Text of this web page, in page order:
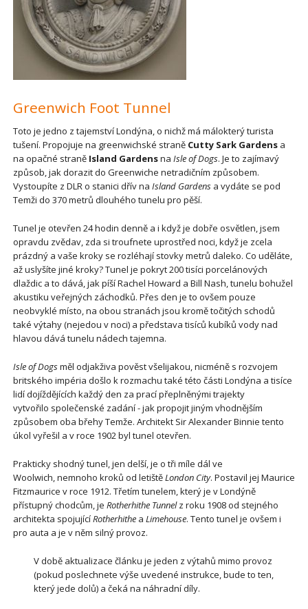
Greenwich Foot Tunnel
Toto je jedno z tajemství Londýna, o nichž má málokterý turista
tušení. Propojuje na greenwichské straně Cutty Sark Gardensa
na opačné straně Island Gardensna Isle of Dogs. Je to zajímavý
způsob, jak dorazit do Greenwiche netradičním způsobem.
Vystoupíte z DLR o stanici dřív na Island Gardensa vydáte se pod
Temži do 370 metrů dlouhého tunelu pro pěší.
Tunel je otevřen 24 hodin denně a i když je dobře osvětlen, jsem
opravdu zvědav, zda si troufnete uprostřed noci, když je zcela
prázdný a vaše kroky se rozléhají stovky metrů daleko. Co uděláte,
až uslyšíte jiné kroky? Tunel je pokryt 200 tisíci porcelánových
dlaždic a to dává, jak píší Rachel Howard a Bill Nash, tunelu bohužel
akustiku veřejných záchodků. Přes den je to ovšem pouze
neobvyklé místo, na obou stranách jsou kromě točitých schodů
také výtahy (nejedou v noci) a představa tisíců kubíků vody nad
hlavou dává tunelu nádech tajemna.
Isle of Dogsměl odjakživa pověst všelijakou, nicméně s rozvojem
britského impéria došlo k rozmachu také této části Londýna a tisíce
lidí dojíždějících každý den za prací přeplněnými trajekty
vytvořilo společenské zadání - jak propojit jiným vhodnějším
způsobem oba břehy Temže. Architekt Sir Alexander Binnie tento
úkol vyřešil a v roce 1902 byl tunel otevřen.
Prakticky shodný tunel, jen delší, je o tři míle dál ve
Woolwich, nemnoho kroků od letištěLondon City. Postavil jej Maurice
Fitzmaurice v roce 1912. Třetím tunelem, který je v Londýně
přístupný chodcům, je Rotherhithe Tunnelz roku 1908 od stejného
architekta spojujícíRotherhithea Limehouse. Tento tunel je ovšem i
pro auta a je v něm silný provoz.
V době aktualizace článku je jeden z výtahů mimo provoz
(pokud poslechnete výše uvedené instrukce, bude to ten,
který jede dolů) a čeká na náhradní díly.